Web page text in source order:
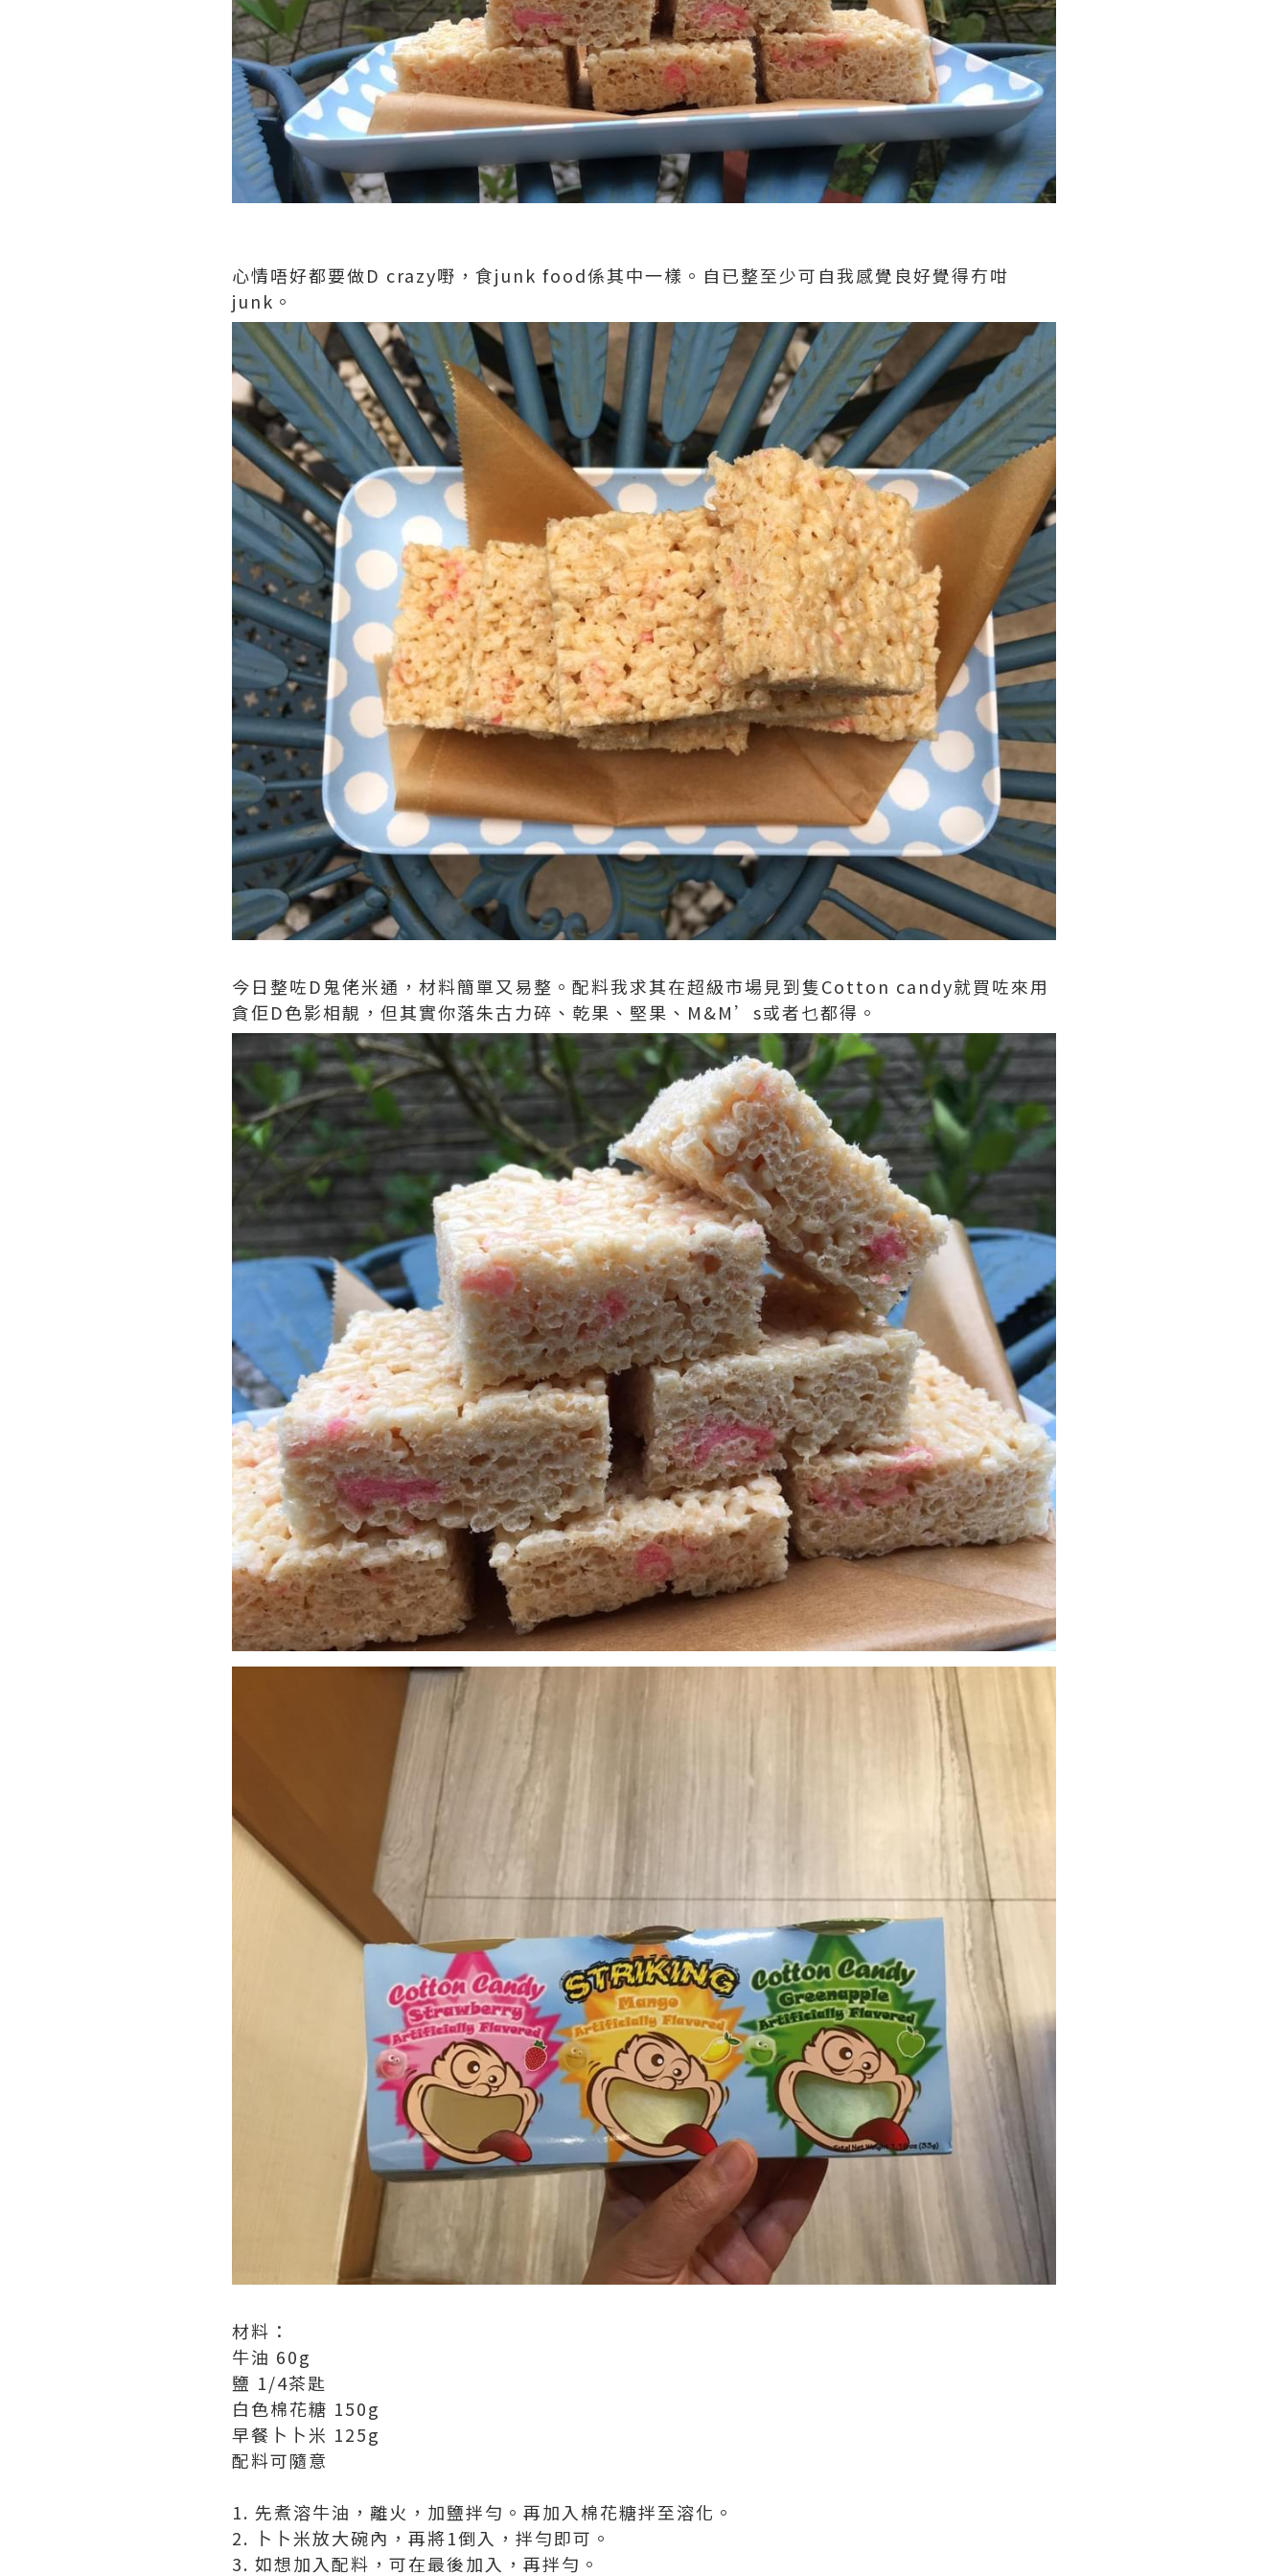
心情唔好都要做D crazy嘢，食junk food係其中一樣。自已整至少可自我感覺良好覺得冇咁
junk。
今日整咗D鬼佬米通，材料簡單又易整。配料我求其在超級市場見到隻Cotton candy就買咗來用
貪佢D色影相靚，但其實你落朱古力碎、乾果、堅果、M&M’s或者乜都得。
材料：
牛油 60g
鹽 1/4茶匙
白色棉花糖 150g
早餐卜卜米 125g
配料可隨意
1. 先煮溶牛油，離火，加鹽拌勻。再加入棉花糖拌至溶化。
2. 卜卜米放大碗內，再將1倒入，拌勻即可。
3. 如想加入配料，可在最後加入，再拌勻。